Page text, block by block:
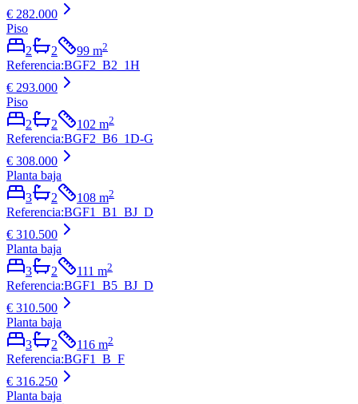
€ 282.000
Piso
2
2 99 m2
Referencia:BGF2_B2_1H
€ 293.000
Piso
2
2 102 m2
Referencia:BGF2_B6_1D-G
€ 308.000
Planta baja
3
2 108 m2
Referencia:BGF1_B1_BJ_D
€ 310.500
Planta baja
3
2 111 m2
Referencia:BGF1_B5_BJ_D
€ 310.500
Planta baja
3
2 116 m2
Referencia:BGF1_B_F
€ 316.250
Planta baja